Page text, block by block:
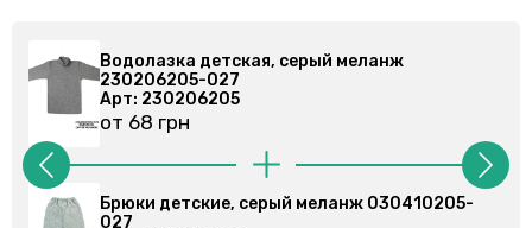
Водолазка детская, серый меланж
230206205-027
Арт: 230206205
от 68 грн
Брюки спортивные, серые 030355201-